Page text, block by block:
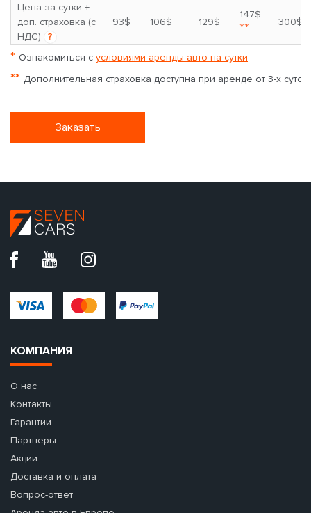
Цена за сутки +
доп. страховка (с
НДС)
?
93$ 106$ 129$
147$
** 300$
* Ознакомиться с условиями аренды авто на сутки
** Дополнительная страховка доступна при аренде от 3-х суток
Заказать
КОМПАНИЯ
О нас
Контакты
Гарантии
Партнеры
Акции
Доставка и оплата
Вопрос-ответ